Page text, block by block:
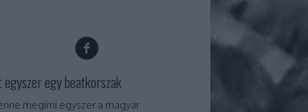
egyszer egy beatkorszak
megírni egyszer a magyar